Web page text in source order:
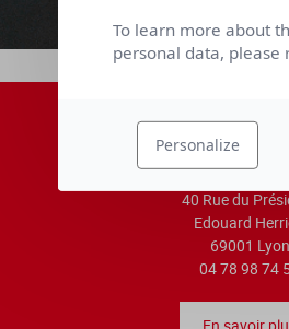
40 Rue du
Edouard
69001 Lyon
04 78 98 74
To learn more about
personal data, please
Personalize